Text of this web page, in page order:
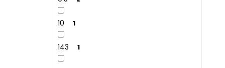
10 1
143 1